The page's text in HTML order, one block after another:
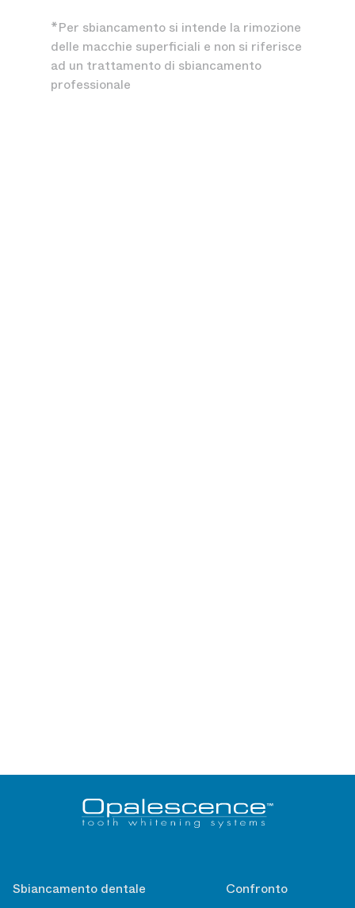
*Per sbiancamento si intende la rimozione
delle macchie superficiali e non si riferisce
ad un trattamento di sbiancamento
professionale
Sbiancamento dentale Confronto